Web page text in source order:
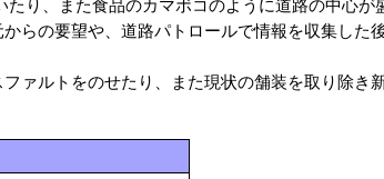
り、また食品のカマボコのように道路の中心が
らの要望や、道路パトロールで情報を収集した
ァルトをのせたり、また現状の舗装を取り除き